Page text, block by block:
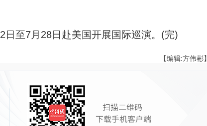
至7月28日赴美国开展国际巡演。(完)
【编辑:方伟彬】